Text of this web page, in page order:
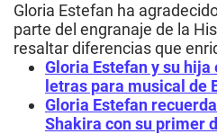
Gloria Estefan ha
parte del engranaje de la
resaltar diferencias que
Gloria Estefan y su
letras para musical de
Gloria Estefan
Shakira con su primer